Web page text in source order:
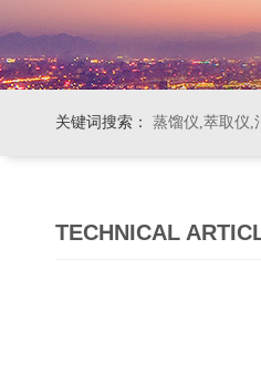
关键词搜索： 蒸馏仪,萃取仪,
TECHNICAL